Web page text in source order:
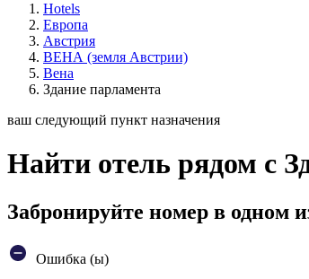
Hotels
Европа
Австрия
ВЕНА (земля Австрии)
Вена
Здание парламента
ваш следующий пункт назначения
Найти отель рядом с
Забронируйте номер в одном
Ошибка (ы)